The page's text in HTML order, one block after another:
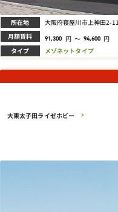
所在地 大阪府寝屋川市上神田2-
月額賃料 91,300 円 ～ 94,600 円
タイプ メゾネットタイプ
大東太子田ライゼホビー